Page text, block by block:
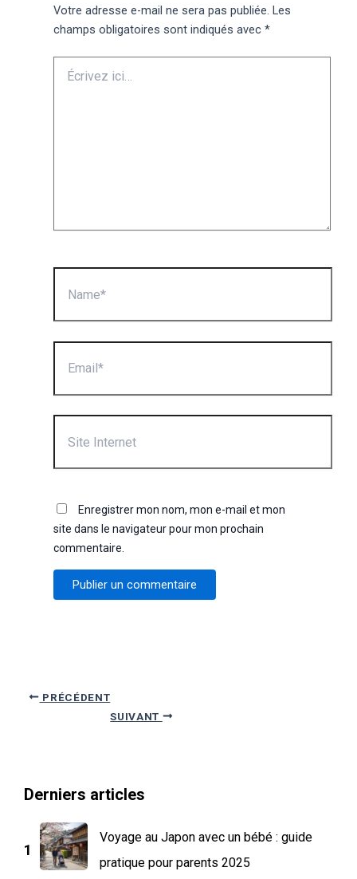
Votre adresse e-mail ne sera pas publiée. Les
champs obligatoires sont indiqués avec *
ici…
Internet
Enregistrer mon nom, mon e-mail et mon
site dans le navigateur pour mon prochain
commentaire.
NavigationPRÉCÉDENT
SUIVANT
Derniers articles
1
Voyage au Japon avec un bébé : guide
pratique pour parents 2025